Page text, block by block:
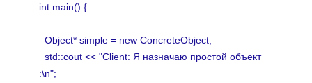
int main() {
Object* simple = new ConcreteObject;
std::cout << "Client: Я назначаю простой объект
:\n";